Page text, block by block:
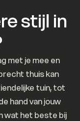
stijl in
met je mee en
thuis kan
tuin, tot
hand van jouw
wat het beste bij